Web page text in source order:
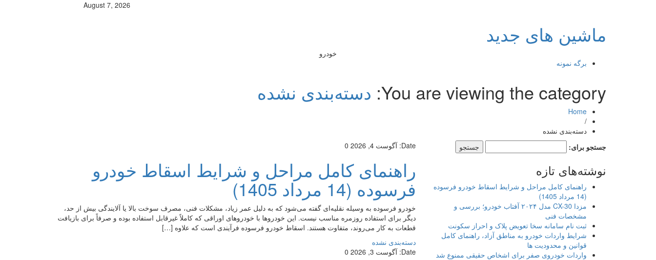
August 7, 2026
ماشین های جدید
خودرو
برگه نمونه
You are viewing the category: دسته‌بندی نشده
Home
/
دسته‌بندی نشده
Date: آگوست 4, 2026 0
راهنمای کامل مراحل و شرایط اسقاط خودرو
فرسوده (14 مرداد 1405)
خودرو فرسوده به وسیله نقلیه‌ای گفته می‌شود که به دلیل عمر زیاد، مشکلات فنی، مصرف سوخت بالا یا آلایندگی بیش از حد،
دیگر برای استفاده روزمره مناسب نیست. این خودروها با خودروهای اوراقی که کاملاً غیرقابل استفاده بوده و صرفاً برای بازیافت
قطعات به کار می‌روند، متفاوت هستند. اسقاط خودرو فرسوده فرآیندی است که علاوه […]
دسته‌بندی نشده
Date: آگوست 3, 2026 0
جستجو برای:
نوشته‌های تازه
راهنمای کامل مراحل و شرایط اسقاط خودرو فرسوده
(14 مرداد 1405)
مزدا CX-30 مدل ۲۰۲۴ آفتاب خودرو؛ بررسی و
مشخصات فنی
ثبت نام سامانه سخا تعویض پلاک و احراز سکونت
شرایط واردات خودرو به مناطق آزاد، راهنمای کامل
قوانین و محدودیت ها
واردات خودروی صفر برای اشخاص حقیقی ممنوع شد